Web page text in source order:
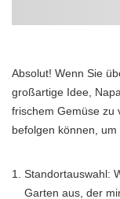
Absolut! Wenn Sie
großartige Idee,
frischem Gemüse zu
befolgen können,
Standortauswahl:
Garten aus, der